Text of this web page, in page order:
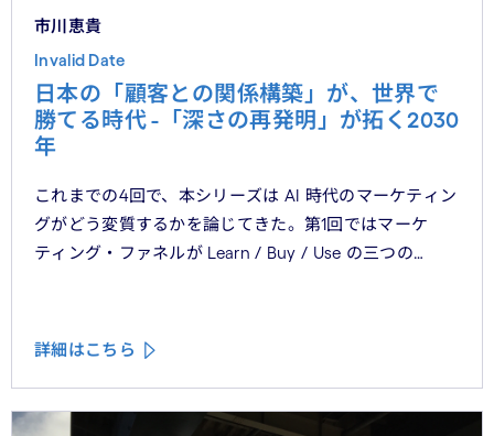
市川恵貴
Invalid Date
日本の「顧客との関係構築」が、世界で
勝てる時代 -「深さの再発明」が拓く2030
年
これまでの4回で、本シリーズは AI 時代のマーケティン
グがどう変質するかを論じてきた。第1回ではマーケ
ティング・ファネルが Learn / Buy / Use の三つの
第3回では Learn フェーズで再定義されつつあるブラン
れらの議論を日本市場の文脈に着地させる。そして、希
詳細はこちら